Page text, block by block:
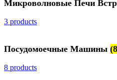
Микроволновые Печи
3 products
Посудомоечные Машины
8 products